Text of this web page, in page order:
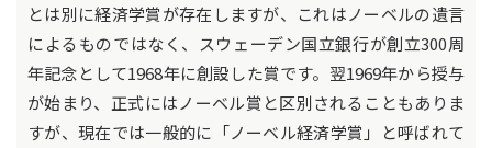
とは別に経済学賞が存在しますが、これはノーベルの遺言
によるものではなく、スウェーデン国立銀行が創立300周
年記念として1968年に創設した賞です。翌1969年から授与
が始まり、正式にはノーベル賞と区別されることもありま
すが、現在では一般的に「ノーベル経済学賞」と呼ばれて